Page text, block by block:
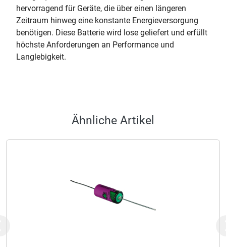
hervorragend für Geräte, die über einen längeren
Zeitraum hinweg eine konstante Energieversorgung
benötigen. Diese Batterie wird lose geliefert und erfüllt
höchste Anforderungen an Performance und
Langlebigkeit.
Ähnliche Artikel